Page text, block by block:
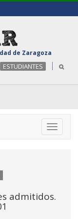
de Zaragoza
ESTUDIANTES
Toggle
admitidos.